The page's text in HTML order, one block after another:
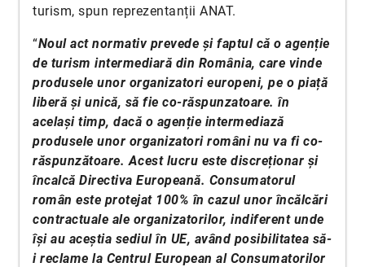
turism, spun reprezentanții ANAT.
“Noul act normativ prevede și faptul că o agenție
de turism intermediară din România, care vinde
produsele unor organizatori europeni, pe o piață
liberă și unică, să fie co-răspunzatoare. în
același timp, dacă o agenție intermediază
produsele unor organizatori români nu va fi co-
răspunzătoare. Acest lucru este discreționar și
încalcă Directiva Europeană. Consumatorul
român este protejat 100% în cazul unor încălcări
contractuale ale organizatorilor, indiferent unde
își au aceștia sediul în UE, având posibilitatea să-
i reclame la Centrul European al Consumatorilor